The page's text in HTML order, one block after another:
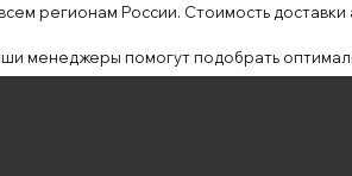
регионам России. Стоимость доставки
менеджеры помогут подобрать